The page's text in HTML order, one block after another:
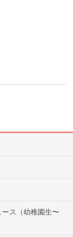
ス（幼稚園生〜